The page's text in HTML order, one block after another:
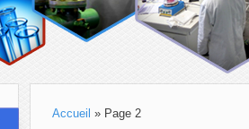
Accueil » Page 2